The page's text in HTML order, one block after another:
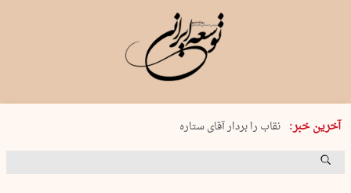
آخرین خبر:
پنجشنبه 15 مرداد 1405 شماره 2243
نقاب را بردار آقای ستاره
کدام فوتبال؟